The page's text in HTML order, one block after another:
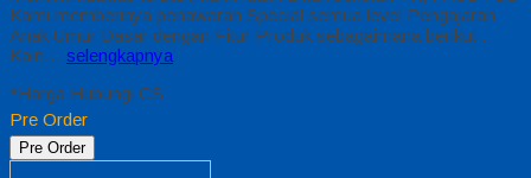
Kami memberinya penawaran Special semua level Pengajaran
Anak Umur Dasar dengan Fitur Produk sebagaimana berikut :
Kain… selengkapnya
*Harga Hubungi CS
Pre Order
Pre Order